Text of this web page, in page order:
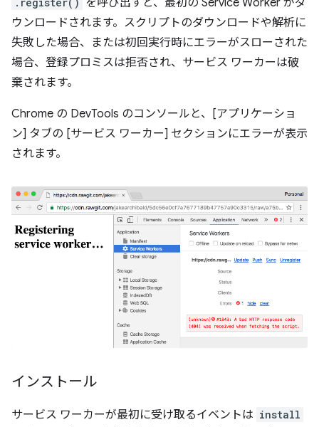
ウンロードされます。スクリプトのダウンロードや解析に
失敗した場合、または初回実行時にエラーがスローされた
場合、登録プロミスは拒否され、サービス ワーカーは破
棄されます。
Chrome の DevTools のコンソールと、[アプリケーショ
ン] タブの [サービス ワーカー] セクションにエラーが表示
されます。
インストール
サービス ワーカーが最初に受け取るイベントは install